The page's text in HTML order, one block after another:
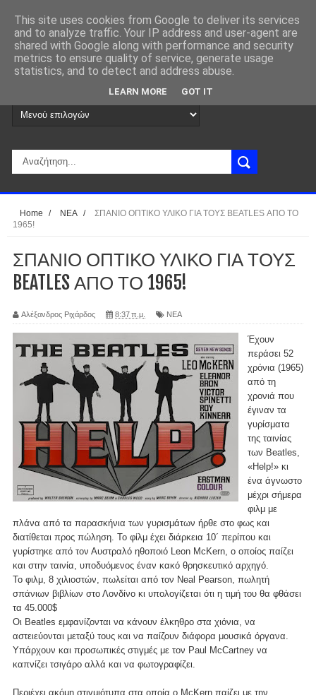
Home / ΝΕΑ /
ΣΠΑΝΙΟ ΟΠΤΙΚΟ ΥΛΙΚΟ ΓΙΑ ΤΟΥΣ BEATLES ΑΠΟ ΤΟ
1965!
ΣΠΑΝΙΟ ΟΠΤΙΚΟ ΥΛΙΚΟ ΓΙΑ ΤΟΥΣ
BEATLES ΑΠΟ ΤΟ 1965!
Αλέξανδρος Ριχάρδος 8:37 π.μ. ΝΕΑ
Έχουν
περάσει 52
χρόνια (1965)
από τη
χρονιά που
έγιναν τα
γυρίσματα
της ταινίας
των Beatles,
«Help!» κι
ένα άγνωστο
μέχρι σήμερα
φιλμ με
πλάνα από τα παρασκήνια των γυρισμάτων ήρθε στο φως και
διατίθεται προς πώληση. Το φίλμ έχει διάρκεια 10´ περίπου και
γυρίστηκε από τον Αυστραλό ηθοποιό Leon McKern, ο οποίος παίζει
και στην ταινία, υποδυόμενος έναν κακό θρησκευτικό αρχηγό.
Το φιλμ, 8 χιλιοστών, πωλείται από τον Neal Pearson, πωλητή
σπάνιων βιβλίων στο Λονδίνο κι υπολογίζεται ότι η τιμή του θα φθάσει
τα 45.000$
Οι Beatles εμφανίζονται να κάνουν έλκηθρο στα χιόνια, να
αστειεύονται μεταξύ τους και να παίζουν διάφορα μουσικά όργανα.
Υπάρχουν και προσωπικές στιγμές με τον Paul McCartney να
καπνίζει τσιγάρο αλλά και να φωτογραφίζει.
Περιέχει ακόμη στιγμιότυπα στα οποία ο McKern παίζει με την
This site uses cookies from Google to deliver its services
and to analyze traffic. Your IP address and user-agent are
shared with Google along with performance and security
metrics to ensure quality of service, generate usage
statistics, and to detect and address abuse.
LEARN MORE GOT IT